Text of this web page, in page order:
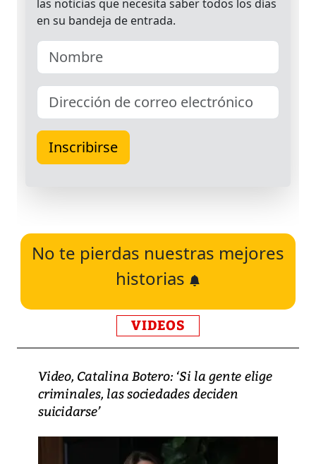
No te pierdas nuestras mejores
historias
VIDEOS
Video, Catalina Botero: ‘Si la gente elige
criminales, las sociedades deciden
suicidarse’